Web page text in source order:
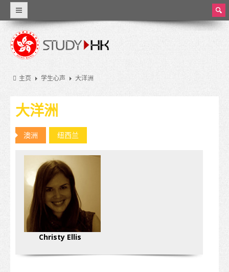
为什么选择香港
世界级教育
香港教育
香港的教育制度
学费和生活费
实习和兼职工作
大学和高等教育
ear
ch
主页 学生心声 大洋洲
大洋洲
澳洲 纽西兰
Christy Ellis